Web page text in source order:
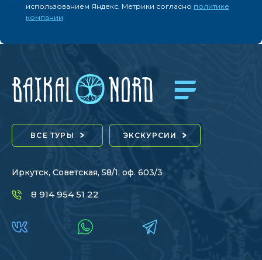
использованием Яндекс. Метрики согласно политике
компании
ВСЕ ТУРЫ ЭКСКУРСИИ
Иркутск, Советская, 58/1, оф. 603/3
8 914 954 51 22